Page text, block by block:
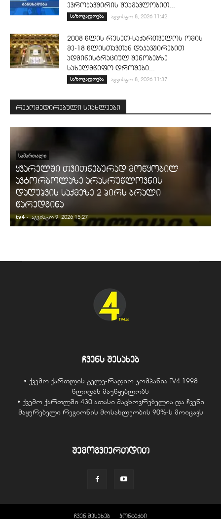
ევროკავშირის შუამავლობით...
საზოგადოება აგვისტო 8, 2026 11:42
2008 წლის რუსეთ-საქართველოს ომის
მე-18 წლისთავთან დაკავშირებით
ადმინისტრაციულ შენობებზე
სახელმწიფო დროშები...
საზოგადოება აგვისტო 8, 2026 11:37
რეკომედირებული სიახლეები
ᲡᲐᲛᲐᲠᲗᲐᲚᲘ
ყვარელში თვითნებურად მოწყობილ
ავტორბოლაზე არასრუწლოვნის
დაღუპვის საქმეზე 2 პირს ბრალი
წარედგინა
tv4 - აგვისტო 9, 2026 15:27
ჩვენს შესახებ
• ქვემო ქართლის ტელე-რადიო კომპანია TV4 1998
წლიდან მაუწყებლობს
• ქვემო ქართლში 430 ათასი მაცხოვრებელია და ჩვენი
მაყურებელი რეგიონის მოსახლეობის 90%-ს მოიცავს
შემოგვიერთდით
ჩვენ შესახებ კონტაქტი